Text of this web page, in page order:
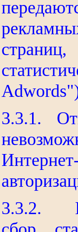
3.3.1.
3.3.2.